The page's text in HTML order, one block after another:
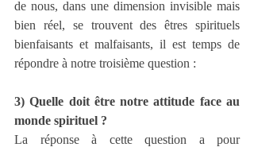
de nous, dans une dimension invisible mais
bien réel, se trouvent des êtres spirituels
bienfaisants et malfaisants, il est temps de
répondre à notre troisième question :
3) Quelle doit être notre attitude face au
monde spirituel ?
La réponse à cette question a pour